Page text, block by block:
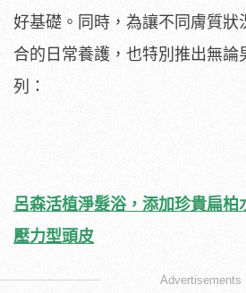
好基礎。同時，為讓不同膚質狀
合的日常養護，也特別推出無論
列：
呂森活植淨髮浴，添加珍貴扁柏
壓力型頭皮
Advertisements